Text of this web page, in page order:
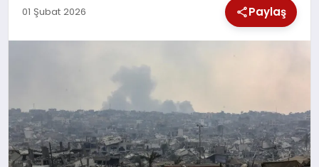
EKONOMI
YAŞAM
01 Şubat 2026 Paylaş